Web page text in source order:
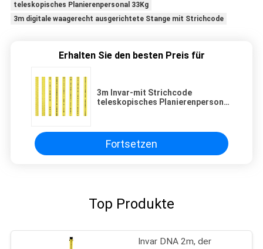
teleskopisches Planierenpersonal 33Kg
3m digitale waagerecht ausgerichtete Stange mit Strichcode
Erhalten Sie den besten Preis für
3m Invar-mit Strichcode
teleskopisches Planierenpersonal
Fortsetzen
Top Produkte
Invar DNA 2m, der